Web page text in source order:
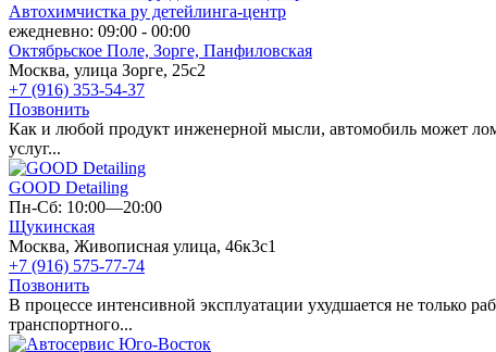
Автохимчистка ру детейлинга-центр
ежедневно: 09:00 - 00:00
Октябрьское Поле, Зорге, Панфиловская
Москва, улица Зорге, 25с2
+7 (916) 353-54-37
Позвонить
Как и любой продукт инженерной мысли, автомобиль может
услуг...
GOOD Detailing
Пн-Сб: 10:00—20:00
Щукинская
Москва, Живописная улица, 46к3с1
+7 (916) 575-77-74
Позвонить
В процессе интенсивной эксплуатации ухудшается не только
транспортного...